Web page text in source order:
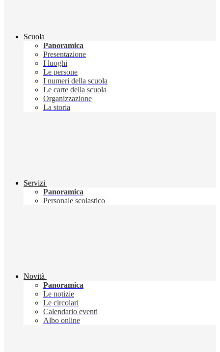
Scuola
Panoramica
Presentazione
I luoghi
Le persone
I numeri della scuola
Le carte della scuola
Organizzazione
La storia
Servizi
Panoramica
Personale scolastico
Novità
Panoramica
Le notizie
Le circolari
Calendario eventi
Albo online